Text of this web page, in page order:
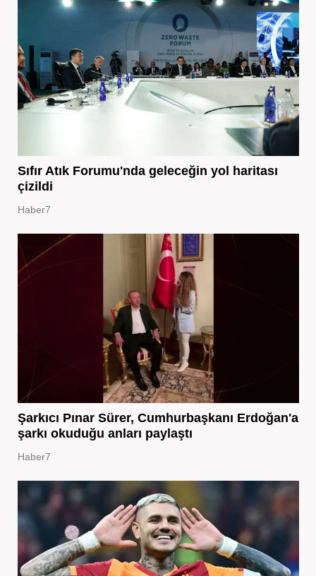
Sıfır Atık Forumu'nda geleceğin yol haritası
çizildi
Haber7
Şarkıcı Pınar Sürer, Cumhurbaşkanı Erdoğan'a
şarkı okuduğu anları paylaştı
Haber7